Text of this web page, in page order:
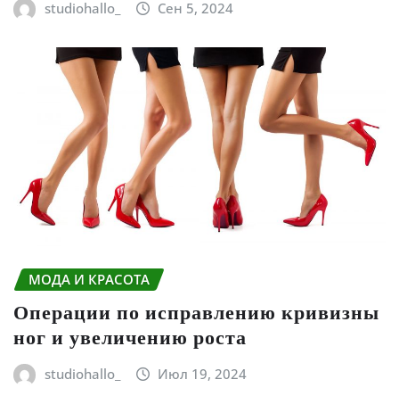
studiohallo_ Сен 5, 2024
МОДА И КРАСОТА
Операции по исправлению кривизны
ног и увеличению роста
studiohallo_ Июл 19, 2024